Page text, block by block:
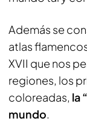
Además se
atlas
XVII que nos
regiones, los
coloreadas, la
mundo.